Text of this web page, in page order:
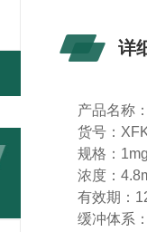
详
产品名称
货号：
规格：
浓度：
有效期：
缓冲体系